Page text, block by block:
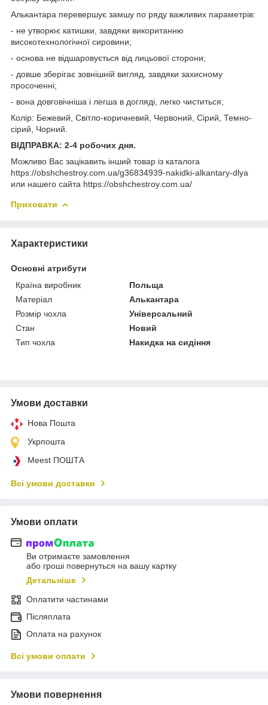
Алькантара перевершує замшу по ряду важливих параметрів:
- не утворює катишки, завдяки викоританню
високотехнологічної сировини;
- основа не відшаровується від лицьової сторони;
- довше зберігає зовнішній вигляд, завдяки захисному
просоченні;
- вона довговічніша і легша в догляді, легко чиститься;
Колір: Бежевий, Світло-коричневий, Червоний, Сірий, Темно-
сірий, Чорний.
ВІДПРАВКА: 2-4 робочих дня.
Можливо Вас зацікавить інший товар із каталога
https://obshchestroy.com.ua/g36834939-nakidki-alkantary-dlya
или нашего сайта https://obshchestroy.com.ua/
Приховати
Характеристики
Основні атрибути
Країна виробник
Польща
Матеріал
Алькантара
Розмір чохла
Універсальний
Стан
Новий
Тип чохла
Накидка на сидіння
Умови доставки
Нова Пошта
Укрпошта
Meest ПОШТА
Всі умови доставки
Умови оплати
Ви отримаєте замовлення
або гроші повернуться на вашу картку
Детальніше
Оплатити частинами
Післяплата
Оплата на рахунок
Всі умови оплати
Умови повернення